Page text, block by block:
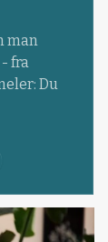
man
fra
Du